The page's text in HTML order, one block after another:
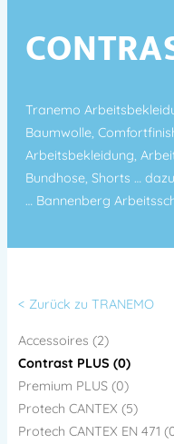
Tranemo
Baumwolle,
Arbeitsbekleidung,
Bundhose, Shorts …
… Bannenberg
< Zurück zu TRANEMO
Accessoires (2)
Contrast PLUS (0)
Premium PLUS (0)
Protech CANTEX (5)
Protech CANTEX EN 471